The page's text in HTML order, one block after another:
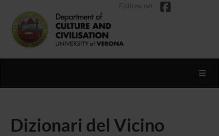
Follow on
Dizionari del Vicino